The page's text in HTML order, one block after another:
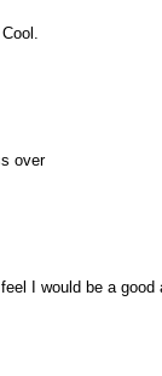
over
I would be a good